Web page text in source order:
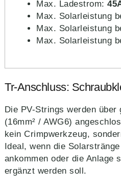
Max. Ladestrom:
Max. Solarleistung
Max. Solarleistung
Max. Solarleistung
Tr-Anschluss:
Die PV-Strings werden über
(16mm² / AWG6)
kein Crimpwerkzeug,
Ideal, wenn die
ankommen oder die Anlage
ergänzt werden soll.